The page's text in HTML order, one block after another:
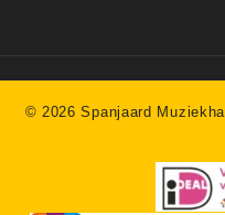
© 2026 Spanjaard